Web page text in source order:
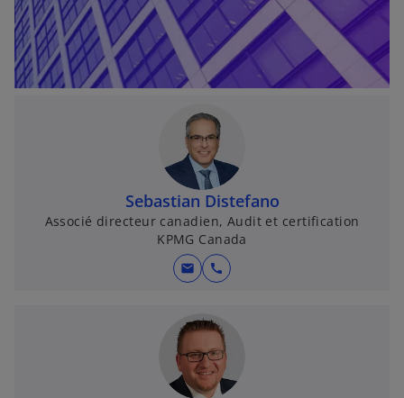
n
g
l
e
Sebastian Distefano
Associé directeur canadien, Audit et certification
KPMG Canada
mail call